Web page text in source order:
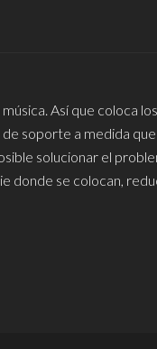
Así que coloca
soporte a medida
solucionar el
donde se colocan,